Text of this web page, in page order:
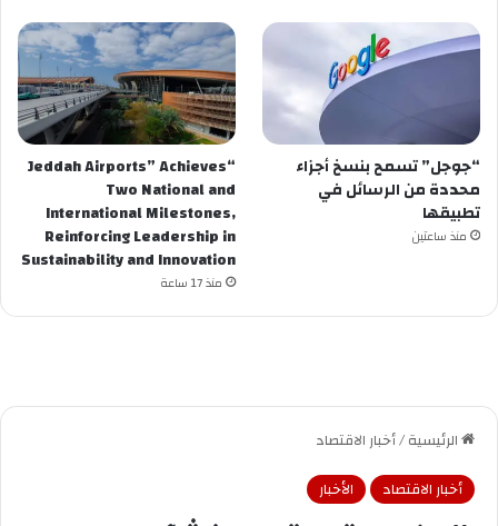
“جوجل” تسمح بنسخ أجزاء
محددة من الرسائل في
تطبيقها
منذ ساعتين
“Jeddah Airports” Achieves
Two National and
International Milestones,
Reinforcing Leadership in
Sustainability and Innovation
منذ 17 ساعة